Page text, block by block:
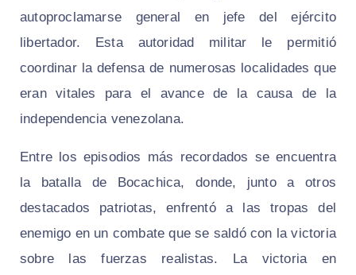
autoproclamarse general en jefe del ejército
libertador. Esta autoridad militar le permitió
coordinar la defensa de numerosas localidades que
eran vitales para el avance de la causa de la
independencia venezolana.
Entre los episodios más recordados se encuentra
la batalla de Bocachica, donde, junto a otros
destacados patriotas, enfrentó a las tropas del
enemigo en un combate que se saldó con la victoria
sobre las fuerzas realistas. La victoria en